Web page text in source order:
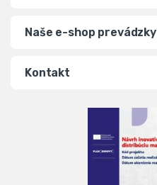
Naše e-shop prevádzky
Kontakt